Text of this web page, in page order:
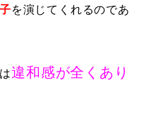
を演じてくれるのであ
は違和感が全くあり